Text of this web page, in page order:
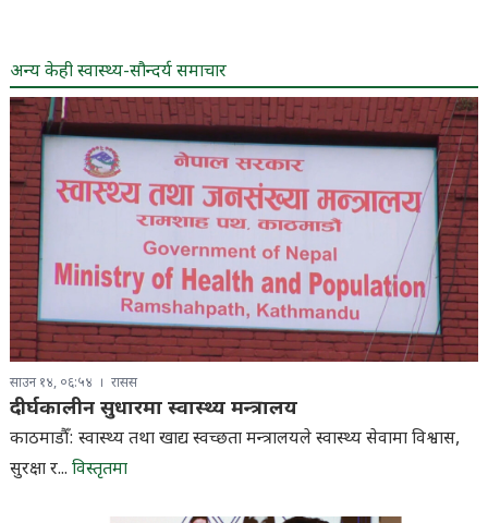
अन्य केही स्वास्थ्य-सौन्दर्य समाचार
साउन १४, ०६:५४ रासस
दीर्घकालीन सुधारमा स्वास्थ्य मन्त्रालय
काठमाडौँ: स्वास्थ्य तथा खाद्य स्वच्छता मन्त्रालयले स्वास्थ्य सेवामा विश्वास,
सुरक्षा र... विस्तृतमा